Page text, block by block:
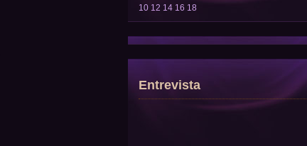
10 12 14 16 18
Entrevista